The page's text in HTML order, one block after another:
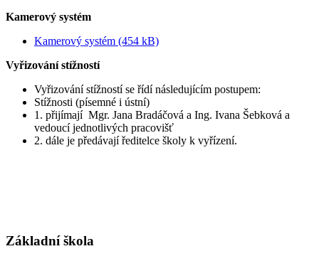
Kamerový systém
Kamerový systém (454 kB)
Vyřizování stížností
Vyřizování stížností se řídí následujícím postupem:
Stížnosti (písemné i ústní)
1. přijímají Mgr. Jana Bradáčová a Ing. Ivana Šebková a
vedoucí jednotlivých pracovišť
2. dále je předávají ředitelce školy k vyřízení.
Základní škola